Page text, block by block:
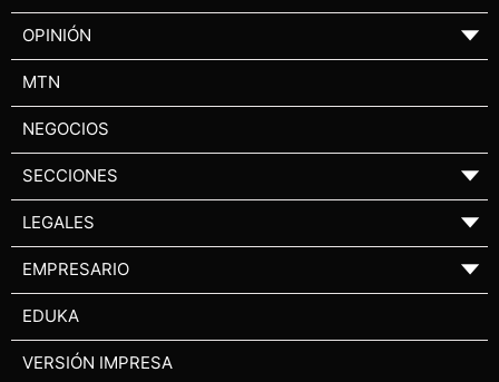
OPINIÓN ▼
MTN
NEGOCIOS
SECCIONES ▼
LEGALES ▼
EMPRESARIO ▼
EDUKA
VERSIÓN IMPRESA